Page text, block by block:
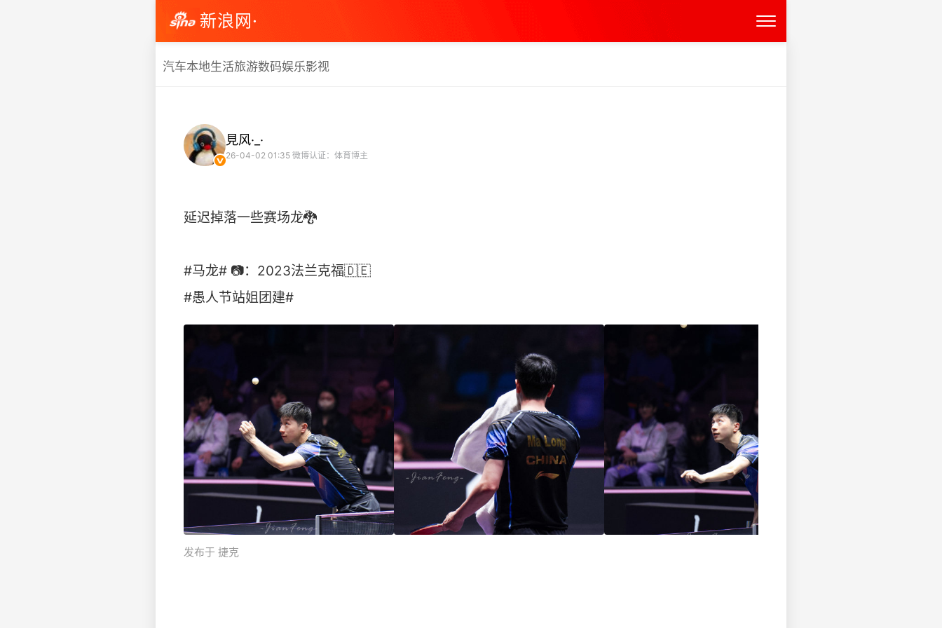
新浪网·
汽车本地生活旅游数码娱乐影视
見风·_·
26-04-02 01:35 微博认证：体育博主
延迟掉落一些赛场龙🐉
#马龙# 📷：2023法兰克福🇩🇪
#愚人节站姐团建# ​
发布于 捷克